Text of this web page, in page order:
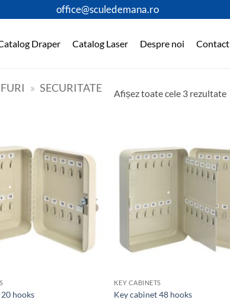
office@sculedemana.ro
Draper Catalog Laser Despre noi Contact
» SECURITATE
Afișez toate cele 3 rezultate
20 hooks
KEY CABINETS
key cabinet 48 hooks